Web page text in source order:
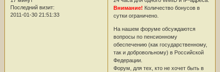
Последний визит:
2011-01-30 21:51:33
Внимание! Количество бонусов в
сутки ограничено.
На нашем форуме обсуждаются
вопросы по пенсионному
обеспечению (как государственному,
так и добровольному) в Российской
Федерации.
Форум, для тех, кто не хочет быть в